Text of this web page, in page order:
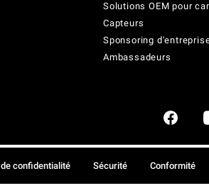
Solutions OEM pour
Capteurs
Sponsoring
Ambassadeurs
confidentialité Sécurité Conformité